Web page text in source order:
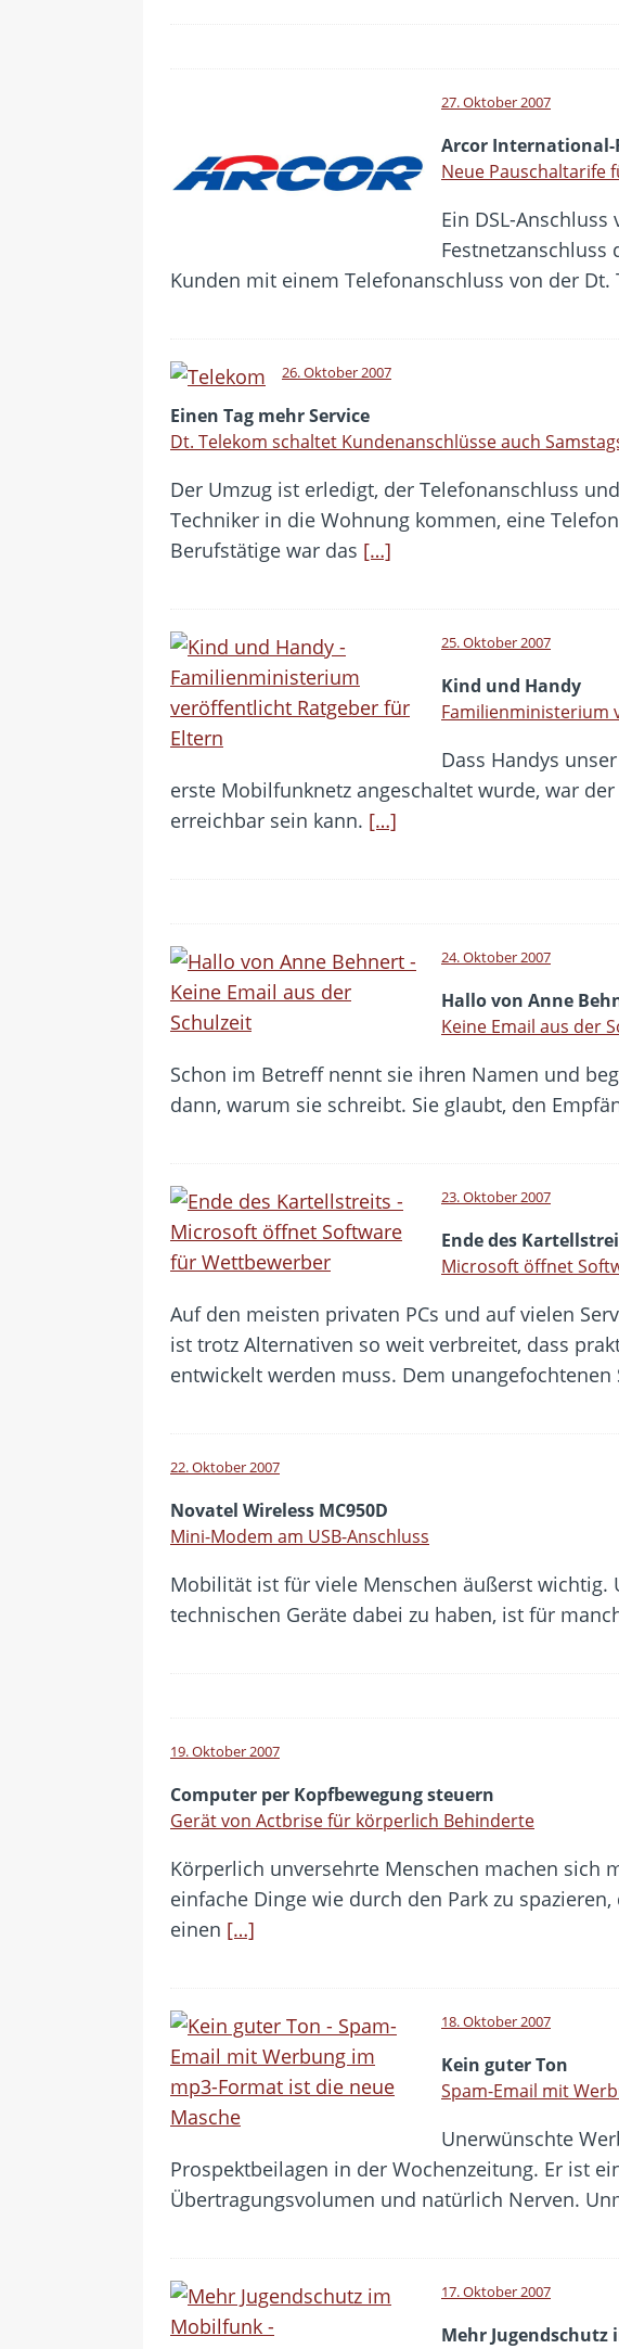
27. Oktober 2007
Arcor International-
Neue Pauschaltarife
Ein DSL-
Kunden mit einem Telefonanschluss von der
26. Oktober 2007
Einen Tag mehr Service
Dt. Telekom schaltet Kundenanschlüsse auch
Der Umzug ist erledigt, der Telefonanschluss
Techniker in die Wohnung kommen, eine
Berufstätige war das […]
25. Oktober 2007
Kind und Handy
Familienministerium
Dass Handys
erste Mobilfunknetz angeschaltet wurde, war
erreichbar sein kann. […]
24. Oktober 2007
Hallo von Anne
Keine Email aus der
Schon im Betreff nennt sie ihren Namen und
dann, warum sie schreibt. Sie glaubt, den
23. Oktober 2007
Ende des
Microsoft öffnet
Auf den meisten privaten PCs und auf vielen
ist trotz Alternativen so weit verbreitet, dass
entwickelt werden muss. Dem unangefochtenen
22. Oktober 2007
Novatel Wireless MC950D
Mini-Modem am USB-Anschluss
Mobilität ist für viele Menschen äußerst wichtig.
technischen Geräte dabei zu haben, ist für
19. Oktober 2007
Computer per Kopfbewegung steuern
Gerät von Actbrise für körperlich Behinderte
Körperlich unversehrte Menschen machen sich
einfache Dinge wie durch den Park zu
einen […]
18. Oktober 2007
Kein guter Ton
Spam-Email mit
Unerwünschte
Prospektbeilagen in der Wochenzeitung. Er ist
Übertragungsvolumen und natürlich Nerven.
17. Oktober 2007
Mehr